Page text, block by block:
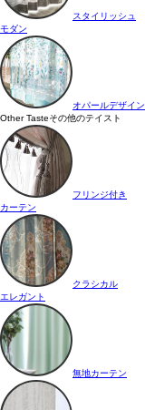
スタイリッシュ
モダン
オパールデザイン
Other Tasteその他のテイスト
フリンジ付き
カーテン
クラシカル
エレガント
無地カーテン